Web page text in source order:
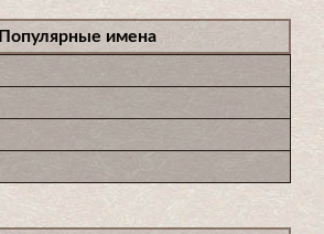
Популярные имена